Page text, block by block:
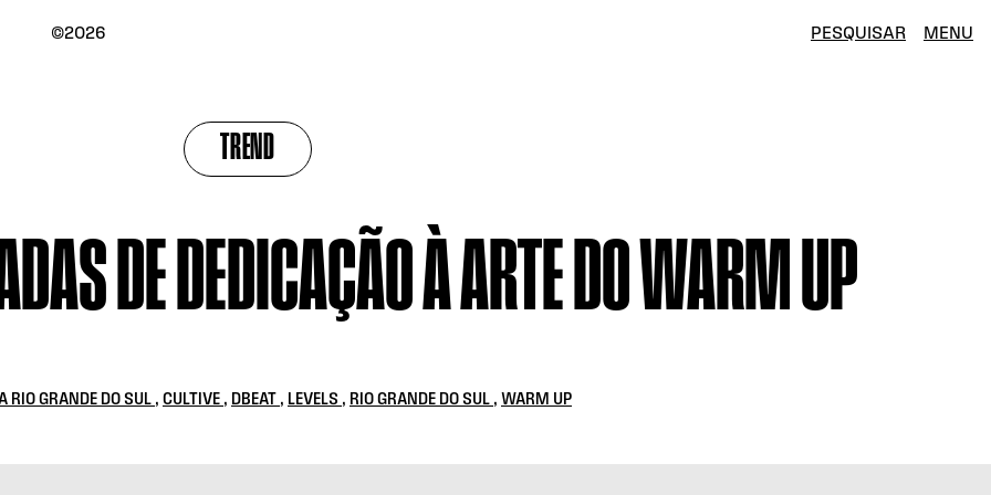
©2026 PESQUISAR MENU
TREND
DE DEDICAÇÃO À ARTE DO WARM UP
RIO GRANDE DO SUL , CULTIVE , DBEAT , LEVELS , RIO GRANDE DO SUL , WARM UP